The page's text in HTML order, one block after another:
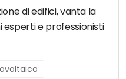
di edifici, vanta la
e professionisti